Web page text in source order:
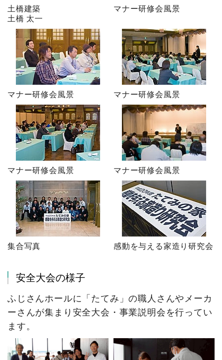
土橋建築
土橋 太一
マナー研修会風景
マナー研修会風景 マナー研修会風景
マナー研修会風景 マナー研修会風景
集合写真 感動を与える家造り研究会
安全大会の様子
ふじさんホールに「たてみ」の職人さんやメーカ
ーさんが集まり安全大会・事業説明会を行ってい
ます。